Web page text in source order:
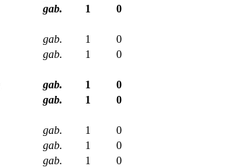
gab. 1
0
gab. 1
0
gab. 1
0
gab. 1
0
gab. 1
0
gab. 1
0
gab. 1
0
gab. 1
0